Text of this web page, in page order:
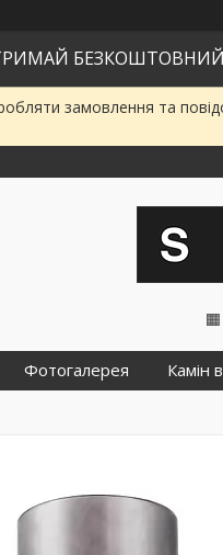
БЕЗКОШТОВНИЙ
замовлення та
Фотогалерея Камін